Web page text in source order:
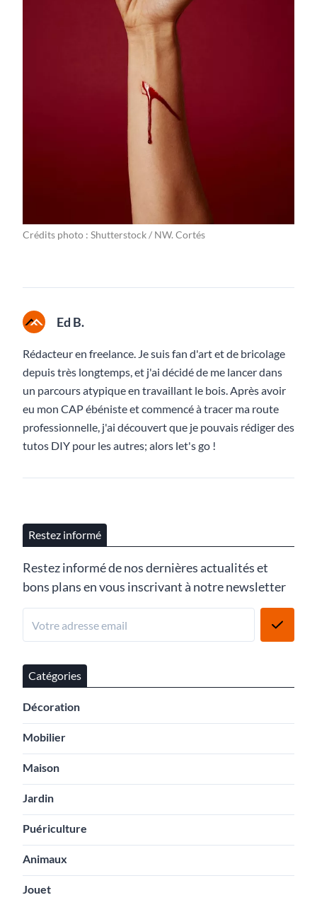
Crédits photo : Shutterstock / NW. Cortés
Ed B.
Rédacteur en freelance. Je suis fan d'art et de bricolage
depuis très longtemps, et j'ai décidé de me lancer dans
un parcours atypique en travaillant le bois. Après avoir
eu mon CAP ébéniste et commencé à tracer ma route
professionnelle, j'ai découvert que je pouvais rédiger des
tutos DIY pour les autres; alors let's go !
Restez informé
Restez informé de nos dernières actualités et
bons plans en vous inscrivant à notre newsletter
Catégories
Décoration
Mobilier
Maison
Jardin
Puériculture
Animaux
Jouet